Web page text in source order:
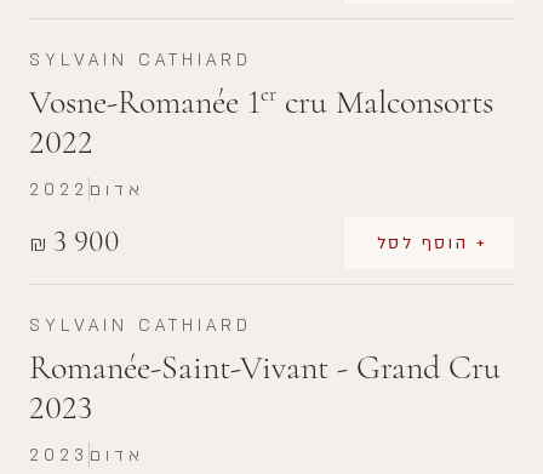
SYLVAIN CATHIARD
Vosne-Romanée 1er cru Malconsorts
2022
₪ 3 900 + הוסף לסל
2022 אדום
SYLVAIN CATHIARD
Romanée-Saint-Vivant - Grand Cru
2023
2023 אדום